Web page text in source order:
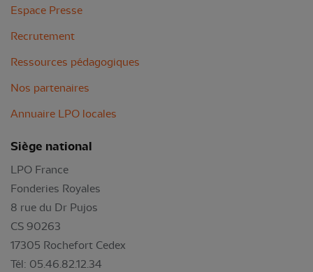
Espace Presse
Recrutement
Ressources pédagogiques
Nos partenaires
Annuaire LPO locales
Siège national
LPO France
Fonderies Royales
8 rue du Dr Pujos
CS 90263
17305 Rochefort Cedex
Tél: 05.46.82.12.34